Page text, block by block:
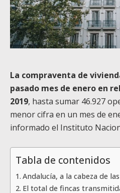
La compraventa de
pasado mes de enero en
2019, hasta sumar 46.927
menor cifra en un mes de
informado el Instituto
Tabla de contenidos
Andalucía, a la cabeza de
El total de fincas